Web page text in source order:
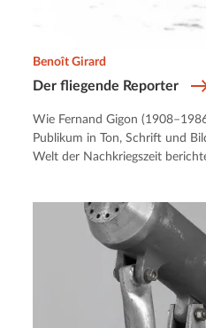
Der fliegende Reporter
Benoît Girard
Wie Fernand Gigon
Publikum in Ton, Schrift und
Welt der Nachkriegszeit